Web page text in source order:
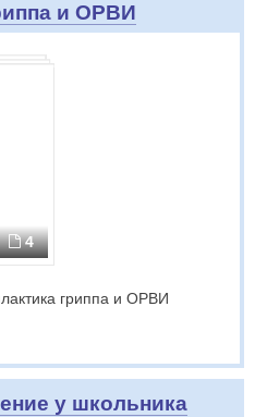
и ОРВИ
4
гриппа и ОРВИ
у школьника